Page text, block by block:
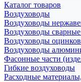
Каталог товаров
Воздуховоды
Воздуховоды
Воздуховоды
Воздуховоды
Воздуховоды
Фасонные части
Гибкие воздуховоды
Расходные